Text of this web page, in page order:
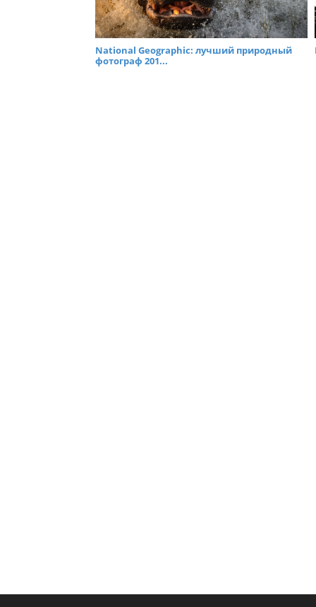
National Geographic: лучший природный
фотограф 201...